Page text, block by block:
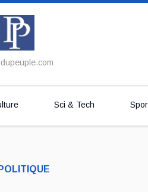
Sci & Tech
POLITIQUE